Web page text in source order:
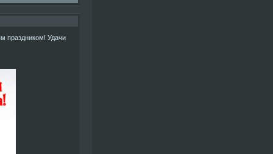
праздником! Удачи